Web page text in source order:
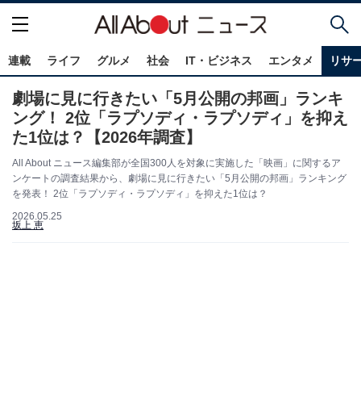
連載 ライフ グルメ 社会 IT・ビジネス エンタメ リサ
劇場に見に行きたい「5月公開の邦画」ランキ
ング！ 2位「ラプソディ・ラプソディ」を抑え
た1位は？【2026年調査】
All About ニュース編集部が全国300人を対象に実施した「映画」に関するア
ンケートの調査結果から、劇場に見に行きたい「5月公開の邦画」ランキング
を発表！ 2位「ラプソディ・ラプソディ」を抑えた1位は？
2026.05.25
坂上 恵